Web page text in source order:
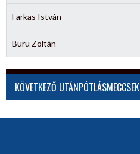
Farkas István
Buru Zoltán
KÖVETKEZŐ UTÁNPÓTLÁSMECCSEK